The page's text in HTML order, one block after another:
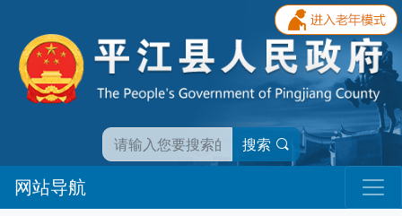
搜索
网站导航